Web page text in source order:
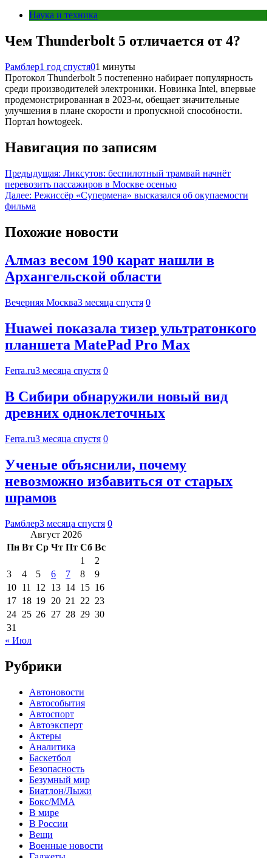
Наука и техника
Чем Thunderbolt 5 отличается от 4?
Рамблер1 год спустя01 минуты
Протокол Thunderbolt 5 постепенно набирает популярность
среди производителей электроники. Новинка Intel, впервые
продемонстрированная в 2023-м, обещает значительные
улучшения в плане скорости и пропускной способности.
Портал howtogeek.
Навигация по записям
Предыдущая: Ликсутов: беспилотный трамвай начнёт
перевозить пассажиров в Москве осенью
Далее: Режиссёр «Супермена» высказался об окупаемости
фильма
Похожие новости
Алмаз весом 190 карат нашли в
Архангельской области
Вечерняя Москва3 месяца спустя 0
Huawei показала тизер ультратонкого
планшета MatePad Pro Max
Ferra.ru3 месяца спустя 0
В Сибири обнаружили новый вид
древних одноклеточных
Ferra.ru3 месяца спустя 0
Ученые объяснили, почему
невозможно избавиться от старых
шрамов
Рамблер3 месяца спустя 0
Август 2026
Пн Вт Ср Чт Пт Сб Вс
1
2
3
4 5 6 7 8
9
10 11 12 13 14 15 16
17 18 19 20 21 22 23
24 25 26 27 28 29 30
31
« Июл
Рубрики
Автоновости
Автособытия
Автоспорт
Автоэксперт
Актеры
Аналитика
Баскетбол
Безопасность
Безумный мир
Биатлон/Лыжи
Бокс/MMA
В мире
В России
Вещи
Военные новости